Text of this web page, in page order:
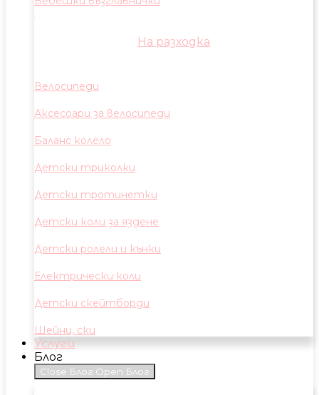
На разходка
Велосипеди
Аксесоари за велосипеди
Баланс колело
Детски триколки
Детски тротинетки
Детски коли за яздене
Детски ролели и кънки
Електрически коли
Детски скейтборди
Шейни, ски
Услуги
Блог
Close Блог Open Блог